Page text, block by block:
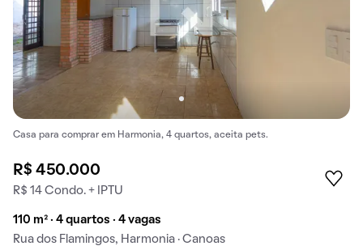
Casa para comprar em Harmonia, 4 quartos, aceita pets.
R$ 450.000
R$ 14 Condo. + IPTU
110 m² · 4 quartos · 4 vagas
Rua dos Flamingos, Harmonia · Canoas